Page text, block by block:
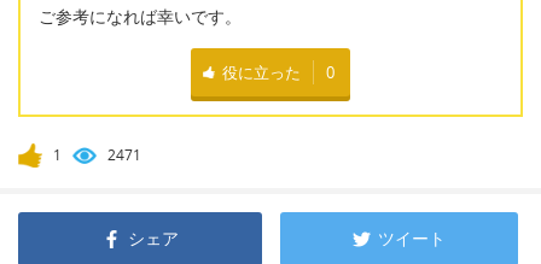
ご参考になれば幸いです。
役に立った 0
1 2471
シェア ツイート